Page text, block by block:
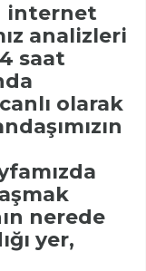
internet
analizleri
saat
olarak
nerede
yer,